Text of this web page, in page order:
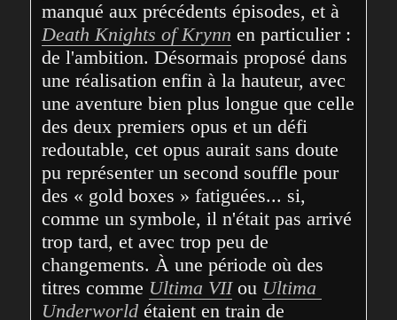
Death Knights of Krynn en particulier :
de l'ambition. Désormais proposé dans
une réalisation enfin à la hauteur, avec
une aventure bien plus longue que celle
des deux premiers opus et un défi
redoutable, cet opus aurait sans doute
pu représenter un second souffle pour
des « gold boxes » fatiguées... si,
comme un symbole, il n'était pas arrivé
trop tard, et avec trop peu de
changements. À une période où des
titres comme Ultima VII ou Ultima
Underworld étaient en train de